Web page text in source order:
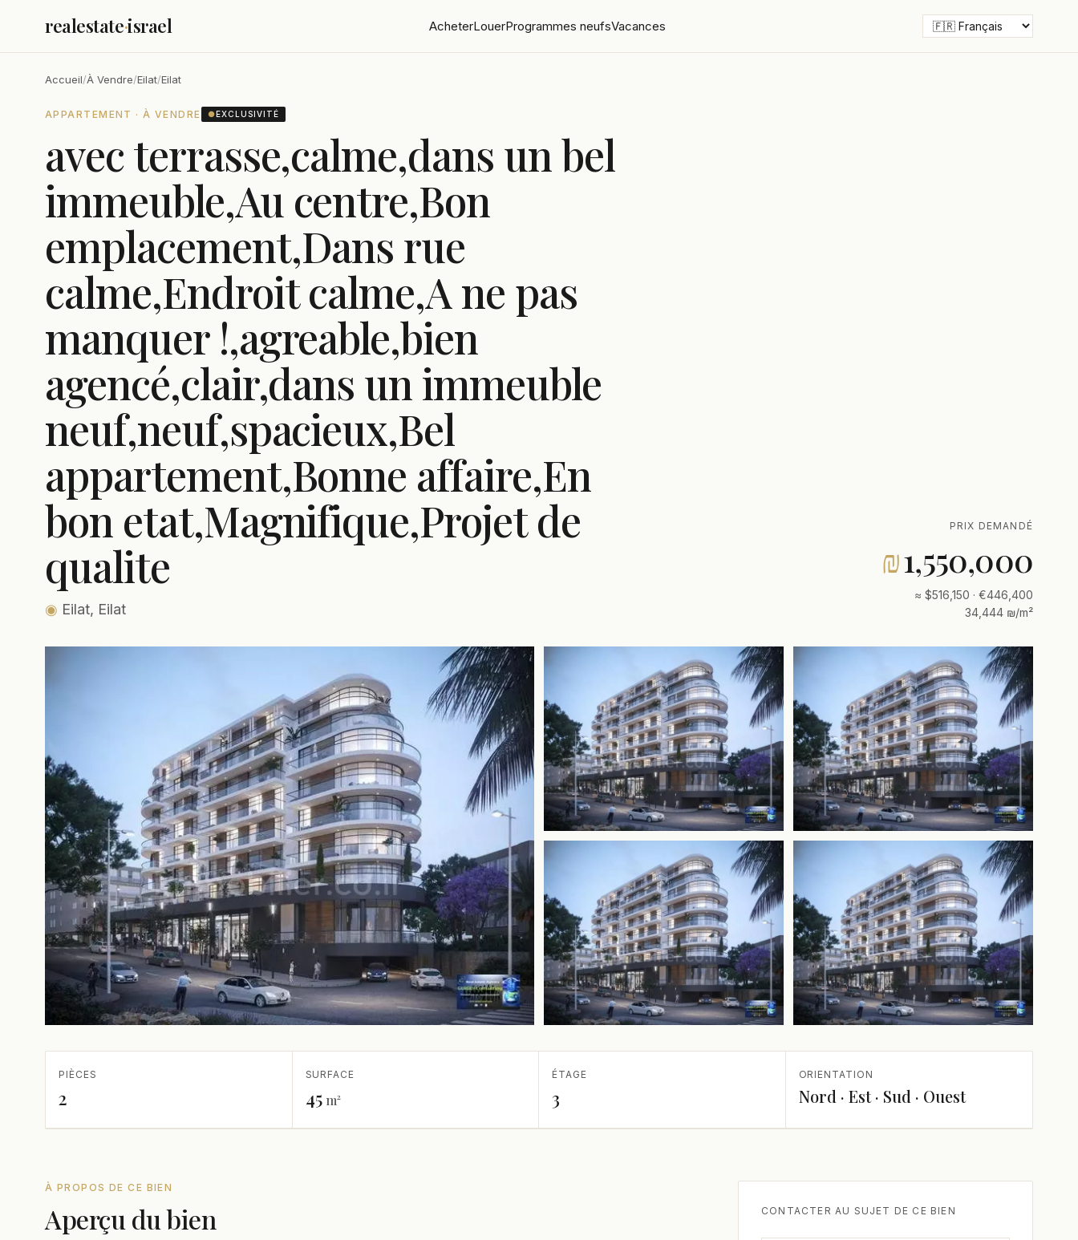
realestate·israel AcheterLouerProgrammes neufsVacances
Accueil/À Vendre/Eilat/Eilat
APPARTEMENT · À VENDRE ●EXCLUSIVITÉ
avec terrasse,calme,dans un bel
immeuble,Au centre,Bon
emplacement,Dans rue
calme,Endroit calme,A ne pas
manquer !,agreable,bien
agencé,clair,dans un immeuble
neuf,neuf,spacieux,Bel
appartement,Bonne affaire,En
bon etat,Magnifique,Projet de
qualite
◉ Eilat, Eilat
PRIX DEMANDÉ
₪1,550,000
≈ $516,150 · €446,400
34,444 ₪/m²
PIÈCES
2
SURFACE
45 m²
ÉTAGE
3
ORIENTATION
Nord · Est · Sud · Ouest
À PROPOS DE CE BIEN
Aperçu du bien CONTACTER AU SUJET DE CE BIEN